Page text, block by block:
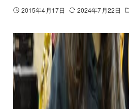
2015年4月17日 2024年7月22日